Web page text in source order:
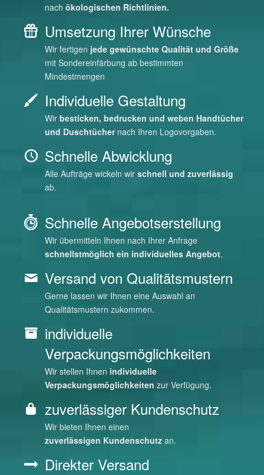
nachökologischen Richtlinien.
Umsetzung Ihrer Wünsche
Wir fertigen jede gewünschte Qualität und Größe
mit Sondereinfärbung ab bestimmten
Mindestmengen
Individuelle Gestaltung
Wirbesticken, bedrucken und weben Handtücher
und Duschtüchernach Ihren Logovorgaben.
Schnelle Abwicklung
Alle Aufträge wickeln wirschnell und zuverlässig
ab.
Schnelle Angebotserstellung
Wir übermitteln Ihnen nach Ihrer Anfrage
schnellstmöglich ein individuelles Angebot.
Versand von Qualitätsmustern
Gerne lassen wir Ihnen eine Auswahl an
Qualitätsmustern zukommen.
individuelle
Verpackungsmöglichkeiten
Wir stellen Ihnen individuelle
Verpackungsmöglichkeiten zur Verfügung.
zuverlässiger Kundenschutz
Wir bieten Ihnen einen
zuverlässigen Kundenschutz an.
Direkter Versand